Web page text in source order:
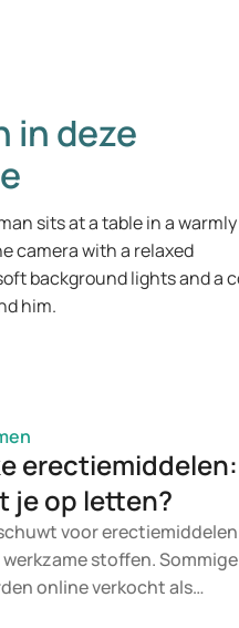
in deze
erectiemiddelen:
je op letten?
voor erectiemiddelen
stoffen. Sommige
online verkocht als
of natuurlijk